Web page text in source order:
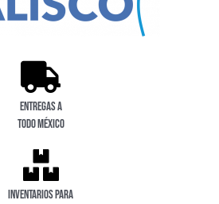
Entregas a
todo México
Inventarios para